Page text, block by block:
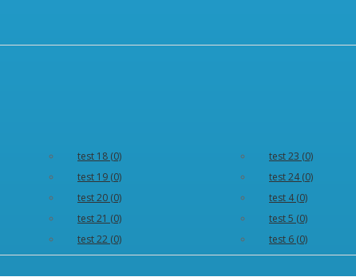
test 18 (0)
test 19 (0)
test 20 (0)
test 21 (0)
test 22 (0)
test 23 (0)
test 24 (0)
test 4 (0)
test 5 (0)
test 6 (0)